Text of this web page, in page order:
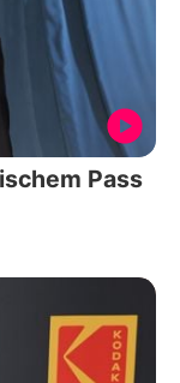
Pass